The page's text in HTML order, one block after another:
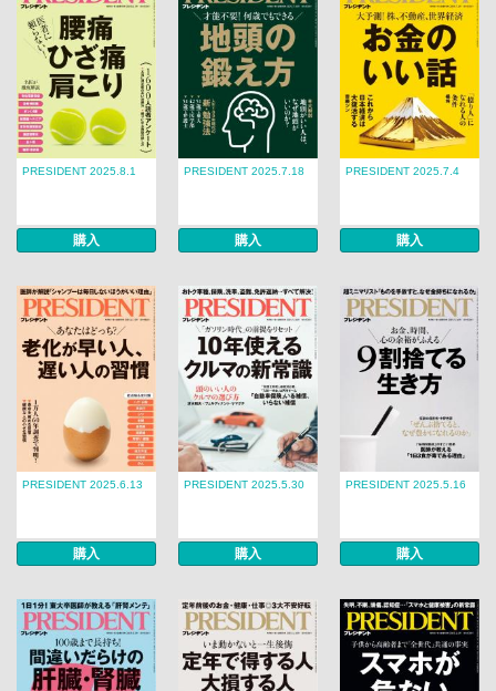
PRESIDENT 2025.8.1
購入
PRESIDENT 2025.7.18
購入
PRESIDENT 2025.7.4
購入
PRESIDENT 2025.6.13
購入
PRESIDENT 2025.5.30
購入
PRESIDENT 2025.5.16
購入